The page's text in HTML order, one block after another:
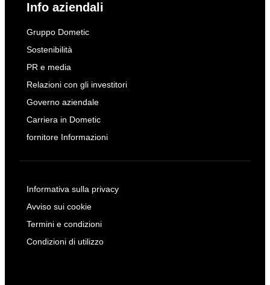
Info aziendali
Gruppo Dometic
Sostenibilità
PR e media
Relazioni con gli investitori
Governo aziendale
Carriera in Dometic
fornitore Informazioni
Informativa sulla privacy
Avviso sui cookie
Termini e condizioni
Condizioni di utilizzo